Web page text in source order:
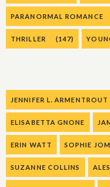
PARANORMAL ROMANCE
THRILLER (147)
JENNIFER L. ARMENTROUT
ELISABETTA GNONE
ERIN WATT SOPHIE
SUZANNE COLLINS